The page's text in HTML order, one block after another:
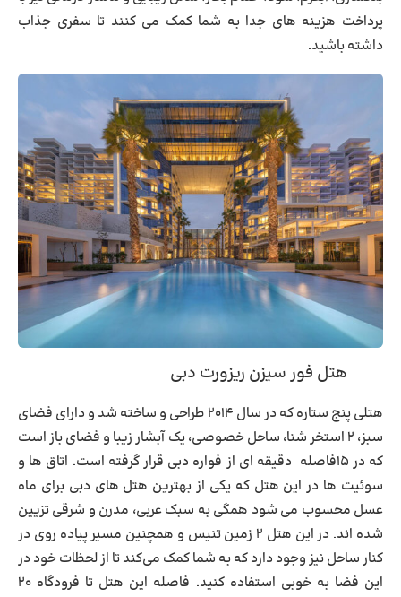
پرداخت هزینه های جدا به شما کمک می کنند تا سفری جذاب
داشته باشید.
هتل فور سیزن ریزورت دبی
هتلی پنج ستاره که در سال ۲۰۱۴ طراحی و ساخته شد و دارای فضای
سبز، ۲ استخر شنا، ساحل خصوصی، یک آبشار زیبا و فضای باز است
که در ۱۵فاصله دقیقه ای از فواره دبی قرار گرفته است. اتاق ها و
سوئیت ها در این هتل که یکی از بهترین هتل های دبی برای ماه
عسل محسوب می شود همگی به سبک عربی، مدرن و شرقی تزیین
شده اند. در این هتل ۲ زمین تنیس و همچنین مسیر پیاده روی در
کنار ساحل نیز وجود دارد که به شما کمک می‌کند تا از لحظات خود در
این فضا به خوبی استفاده کنید. فاصله این هتل تا فرودگاه ۲۰